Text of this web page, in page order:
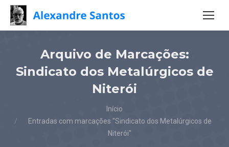
Arquivo de Marcações:
Sindicato dos Metalúrgicos de
Niterói
Início
Entradas com marcações "Sindicato dos Metalúrgicos de
Niterói"